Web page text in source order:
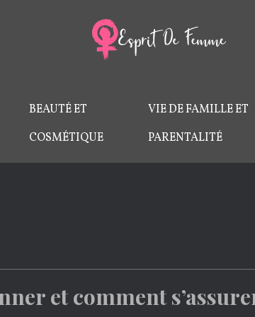
BEAUTÉ ET
COSMÉTIQUE
VIE DE FAMILLE ET
PARENTALITÉ
et comment